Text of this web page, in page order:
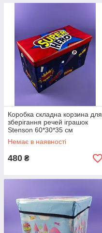
Коробка складна корзина для
зберігання речей іграшок
Stenson 60*30*35 см
WW01365 синій колір
Немає в наявності
480 ₴